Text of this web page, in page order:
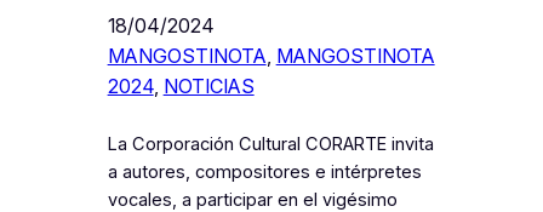
18/04/2024
MANGOSTINOTA MANGOSTINOTA
2024, NOTICIAS
La Corporación Cultural CORARTE invita
a autores, compositores e intérpretes
vocales, a participar en el vigésimo